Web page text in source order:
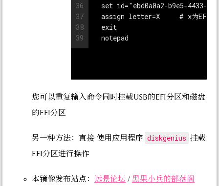
36
37
38
39
assign letter=X     # x为EFI分
您可以重复输入命令同时挂载USB的EFI分区和磁盘
的EFI分区
另一种方法：直接 使用应用程序 diskgenius 挂载
EFI分区进行操作
本镜像发布站点： 远景论坛 / 黑果小兵的部落阁